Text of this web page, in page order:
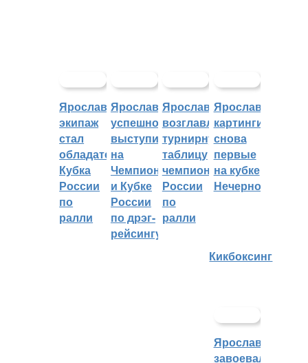
Ярославский
экипаж
стал
обладателем
Кубка
России
по
ралли
Ярославцы
успешно
выступили
на
Чемпионате
и Кубке
России
по дрэг-
рейсингу
Ярославцы
возглавляют
турнирную
таблицу
чемпионата
России
по
ралли
Ярославские
картингисты
снова
первые
на кубке
Нечерноземья
Кикбоксинг
Ярославцы
завоевали